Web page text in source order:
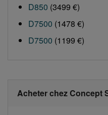
D850 (3499 €)
D7500 (1478 €)
D7500 (1199 €)
Acheter chez Concept